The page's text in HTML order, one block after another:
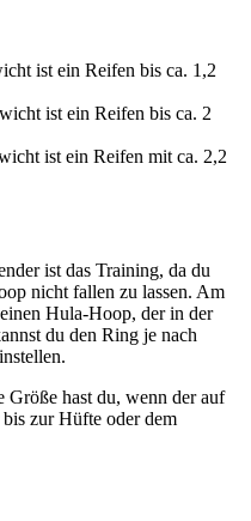
ist ein Reifen bis ca. 1,2
ist ein Reifen bis ca. 2
ist ein Reifen mit ca. 2,2
ist das Training, da du
nicht fallen zu lassen. Am
Hula-Hoop, der in der
du den Ring je nach
Größe hast du, wenn der auf
zur Hüfte oder dem